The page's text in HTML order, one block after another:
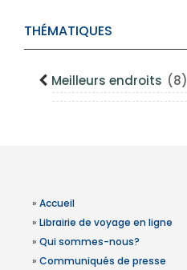
THÉMATIQUES
Meilleurs endroits (8)
» Accueil
» Librairie de voyage en ligne
» Qui sommes-nous?
» Communiqués de presse